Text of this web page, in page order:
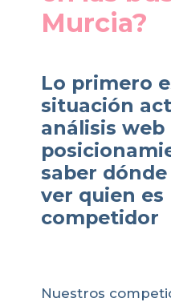
Murcia?
Lo primero
situación
análisis web
saber
ver quien
competidor
Nuestros